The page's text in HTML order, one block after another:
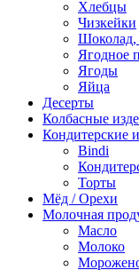
Хлебцы
Чизкейки
Шоколад,
Ягодное
Ягоды
Яйца
Десерты
Колбасные
Кондитерские
Bindi
Торты
Мёд / Орехи
Молочная
Масло
Молоко